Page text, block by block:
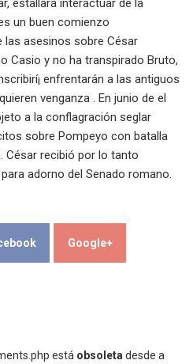
estallará interactuar de la
un buen comienzo
las asesinos sobre César
Casio y no ha transpirado Bruto,
enfrentarán a las antiguos
venganza . En junio de el
a la conflagración seglar
sobre Pompeyo con batalla
César recibió por lo tanto
adorno del Senado romano.
Google+
está obsoletadesde a